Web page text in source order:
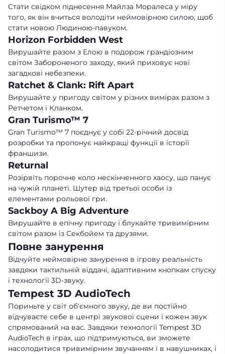
Стати свідком піднесення Майлза Моралеса у міру
того, як він вчиться володіти неймовірною силою, щоб
стати новою Людиною-павуком.
Horizon Forbidden West
Вирушайте разом з Елою в подорож грандіозним
світом Забороненого заходу, який приховує нові
загадкові небезпеки.
Ratchet & Clank: Rift Apart
Вирушайте у пригоду світом у різних вимірах разом з
Ретчетом і Кланком.
Gran Turismo™ 7
Gran Turismo™ 7 поєднує у собі 22-річний досвід
розробки та пропонує найкращі функції в історії
франшизи.
Returnal
Розірвіть порочне коло нескінченного хаосу, що панує
на чужій планеті. Шутер від третьої особи із
елементами рольової гри.
Sackboy A Big Adventure
Вирушайте в епічну пригоду і блукайте тривимірним
світом разом із Секбойем та друзями.
Повне занурення
Відчуйте неймовірне занурення в ігрову реальність
завдяки тактильній віддачі, адаптивним кнопкам спуску
і технології 3D-звуку.
Tempest 3D AudioTech
Пориньте у світ об'ємного звуку, де ви постійно
відчуваєте себе в центрі звукової сцени і кожен звук
спрямований на вас. Завдяки технології Tempest 3D
AudioTech в іграх, що підтримуються, ви зможете
насолодитися тривимірним звучанням і в навушниках, і